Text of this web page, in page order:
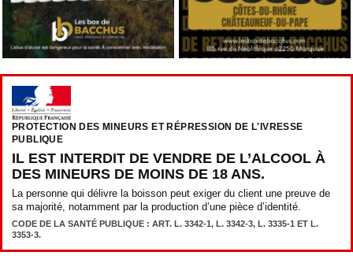
PROTECTION DES MINEURS ET RÉPRESSION DE L'IVRESSE
PUBLIQUE
IL EST INTERDIT DE VENDRE DE L’ALCOOL À
DES MINEURS DE MOINS DE 18 ANS.
La personne qui délivre la boisson peut exiger du client une preuve de
sa majorité, notamment par la production d’une pièce d’identité.
CODE DE LA SANTÉ PUBLIQUE : ART. L. 3342-1, L. 3342-3, L. 3335-1 ET L.
3353-3.